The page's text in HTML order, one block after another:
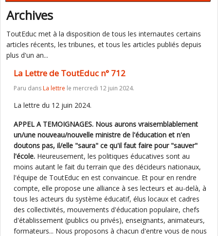
Archives
ToutEduc met à la disposition de tous les internautes certains
articles récents, les tribunes, et tous les articles publiés depuis
plus d'un an...
La Lettre de ToutEduc n° 712
Paru dansLa lettre le mercredi 12 juin 2024.
La lettre du 12 juin 2024.
APPEL A TEMOIGNAGES. Nous aurons vraisemblablement
un/une nouveau/nouvelle ministre de l'éducation et n'en
doutons pas, il/elle "saura" ce qu'il faut faire pour "sauver"
l'école. Heureusement, les politiques éducatives sont au
moins autant le fait du terrain que des décideurs nationaux,
l'équipe de ToutEduc en est convaincue. Et pour en rendre
compte, elle propose une alliance à ses lecteurs et au-delà, à
tous les acteurs du système éducatif, élus locaux et cadres
des collectivités, mouvements d'éducation populaire, chefs
d'établissement (publics ou privés), enseignants, animateurs,
formateurs... Nous proposons à chacun d'entre vous de nous